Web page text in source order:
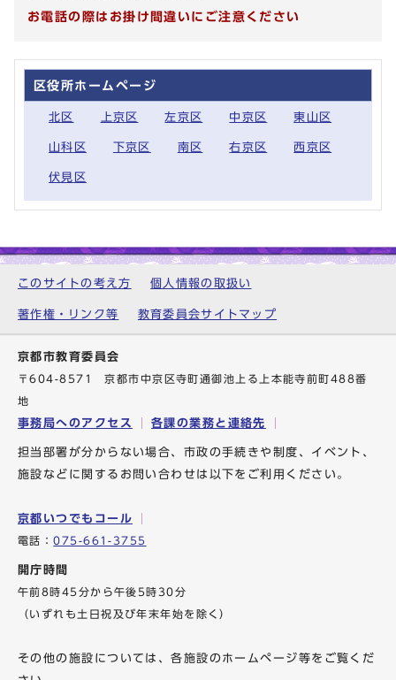
お電話の際はお掛け間違いにご注意ください
区役所ホームページ
北区 上京区 左京区 中京区 東山区
山科区 下京区 南区 右京区 西京区
伏見区
このサイトの考え方 個人情報の取扱い
著作権・リンク等 教育委員会サイトマップ
京都市教育委員会
〒604-8571 京都市中京区寺町通御池上る上本能寺前町488番
地
事務局へのアクセス 各課の業務と連絡先
担当部署が分からない場合、市政の手続きや制度、イベント、
施設などに関するお問い合わせは以下をご利用ください。
京都いつでもコール
電話：075-661-3755
開庁時間
午前8時45分から午後5時30分
（いずれも土日祝及び年末年始を除く）
その他の施設については、各施設のホームページ等をご覧くだ